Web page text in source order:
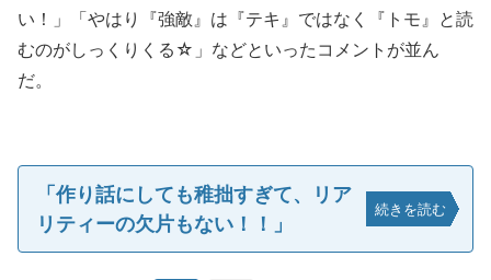
い！」「やはり『強敵』は『テキ』ではなく『トモ』と読
むのがしっくりくる☆」などといったコメントが並ん
だ。
「作り話にしても稚拙すぎて、リア
リティーの欠片もない！！」
続きを読む